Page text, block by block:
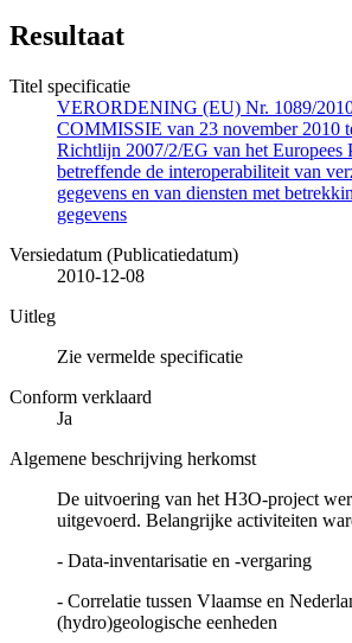
Resultaat
Titel specificatie
VERORDENING (EU) Nr. 1089/
COMMISSIE van 23 november 2010
Richtlijn 2007/2/EG van het Europees
betreffende de interoperabiliteit van
gegevens en van diensten met
gegevens
Versiedatum (Publicatiedatum)
2010-12-08
Uitleg
Zie vermelde specificatie
Conform verklaard
Ja
Algemene beschrijving herkomst
De uitvoering van het H3O-project
uitgevoerd. Belangrijke activiteiten
- Data-inventarisatie en -vergaring
- Correlatie tussen Vlaamse en
(hydro)geologische eenheden